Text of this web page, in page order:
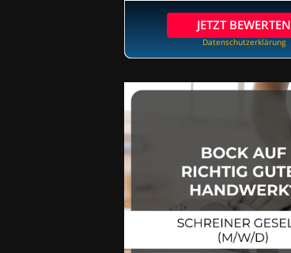
JETZT BEWERTEN
Datenschutzerklärung